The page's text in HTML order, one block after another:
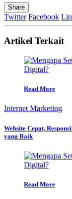
Share
Twitter Facebook
Artikel Terkait
Read More
Internet Marketing
Website Cepat,
yang Baik
Read More